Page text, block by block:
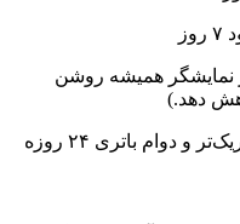
نمایشگر همیشه روشن
دهد.)